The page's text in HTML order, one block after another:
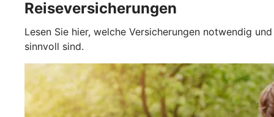
Reiseversicherungen
Lesen Sie hier, welche Versicherungen notwendig und
sinnvoll sind.